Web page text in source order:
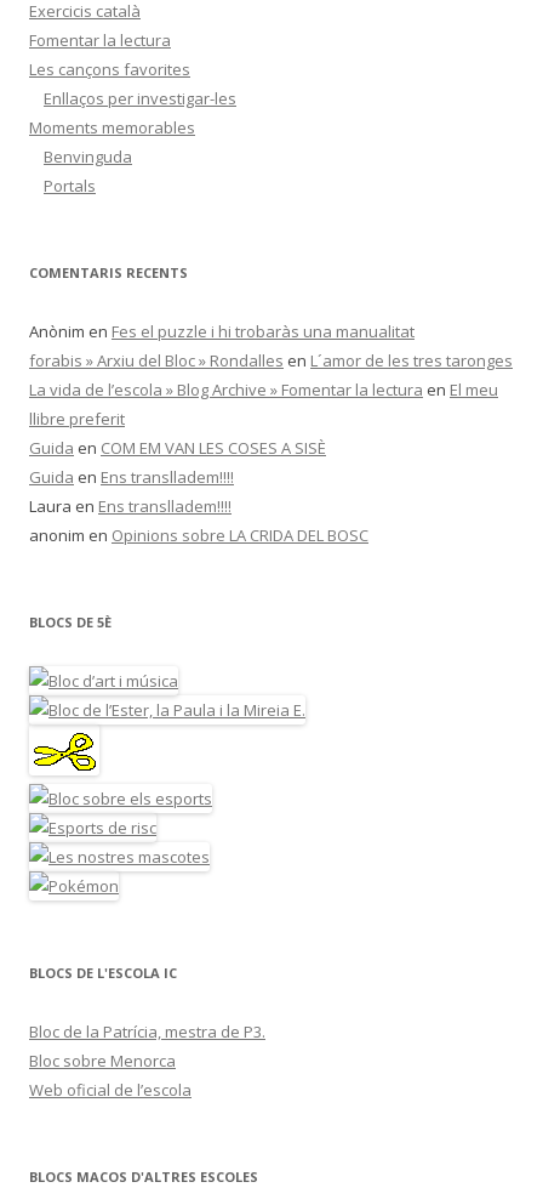
Exercicis català
Fomentar la lectura
Les cançons favorites
Enllaços per investigar-les
Moments memorables
Benvinguda
Portals
COMENTARIS RECENTS
Anònim en Fes el puzzle i hi trobaràs una manualitat
forabis » Arxiu del Bloc » Rondalles en L´amor de les tres taronges
La vida de l’escola » Blog Archive » Fomentar la lectura en El meu
llibre preferit
Guida en COM EM VAN LES COSES A SISÈ
Guida en Ens translladem!!!!
Laura en Ens translladem!!!!
anonim en Opinions sobre LA CRIDA DEL BOSC
BLOCS DE 5È
BLOCS DE L'ESCOLA IC
Bloc de la Patrícia, mestra de P3.
Bloc sobre Menorca
Web oficial de l’escola
BLOCS MACOS D'ALTRES ESCOLES